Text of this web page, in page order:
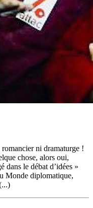
ni dramaturge !
chose, alors oui,
dans le débat d’idées »
Monde diplomatique,